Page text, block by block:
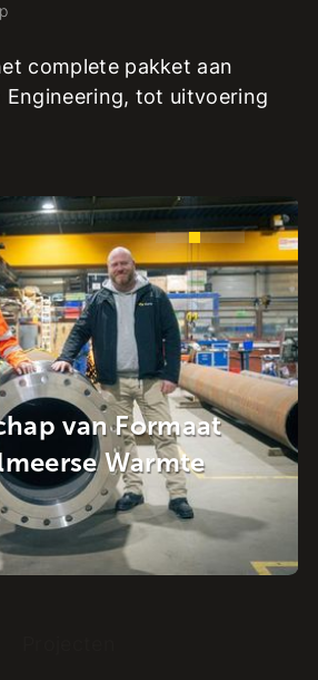
complete pakket aan
Engineering, tot uitvoering
in de Wijk: de
in het hart
- Raalte